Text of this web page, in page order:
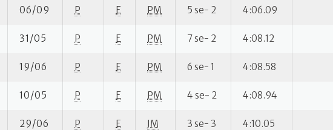
06/09 P E PM 5 se- 2 4:06.09
31/05 P E PM 7 se- 2 4:08.12
19/06 P E PM 6 se- 1 4:08.58
10/05 P E PM 4 se- 2 4:08.94
29/06 P E JM 3 se- 3 4:10.05